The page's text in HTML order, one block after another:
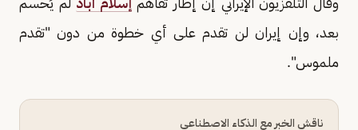
بعد، وإن إيران لن تقدم على أي خطوة من دون "تقدم
ملموس".
ناقش الخبر مع الذكاء الاصطناعي